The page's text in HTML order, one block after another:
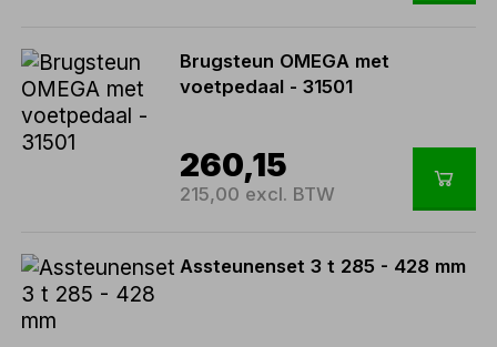
Brugsteun OMEGA met
voetpedaal - 31501
260,15
215,00 excl. BTW
Assteunenset 3 t 285 - 428 mm